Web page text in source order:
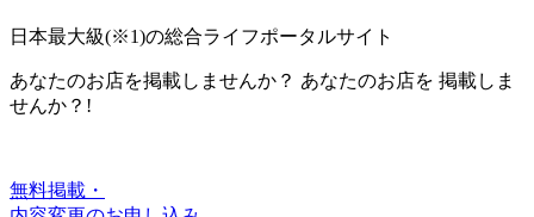
日本最大級(※1)の総合ライフポータルサイト
あなたのお店を掲載しませんか？ あなたのお店を 掲載しま
せんか？!
無料掲載・